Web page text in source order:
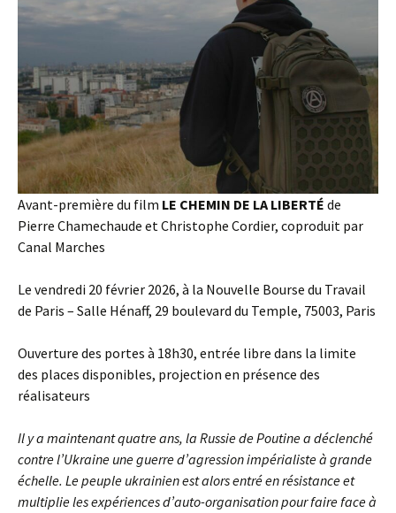
Avant-première du film LE CHEMIN DE LA LIBERTÉ de
Pierre Chamechaude et Christophe Cordier, coproduit par
Canal Marches
Le vendredi 20 février 2026, à la Nouvelle Bourse du Travail
de Paris – Salle Hénaff, 29 boulevard du Temple, 75003, Paris
Ouverture des portes à 18h30, entrée libre dans la limite
des places disponibles, projection en présence des
réalisateurs
Il y a maintenant quatre ans, la Russie de Poutine a déclenché
contre l’Ukraine une guerre d’agression impérialiste à grande
échelle. Le peuple ukrainien est alors entré en résistance et
multiplie les expériences d’auto-organisation pour faire face à